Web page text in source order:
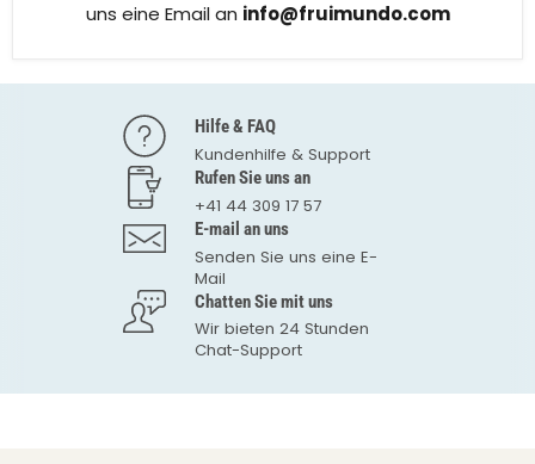
uns eine Email an info@fruimundo.com
Hilfe & FAQ
Kundenhilfe & Support
Rufen Sie uns an
+41 44 309 17 57
E-mail an uns
Senden Sie uns eine E-
Mail
Chatten Sie mit uns
Wir bieten 24 Stunden
Chat-Support